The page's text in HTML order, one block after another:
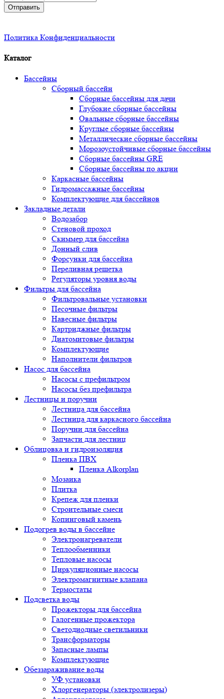
Отправить
Политика Конфиденциальности
Каталог
Бассейны
Сборный бассейн
Сборные бассейны для дачи
Глубокие сборные бассейны
Овальные сборные бассейны
Круглые сборные бассейны
Металлические сборные бассейны
Морозоустойчивые сборные бассейны
Сборные бассейны GRE
Сборные бассейны по акции
Каркасные бассейны
Гидромассажные бассейны
Комплектующие для бассейнов
Закладные детали
Водозабор
Стеновой проход
Скиммер для бассейна
Донный слив
Форсунки для бассейна
Переливная решетка
Регуляторы уровня воды
Фильтры для бассейна
Фильтровальные установки
Песочные фильтры
Навесные фильтры
Картриджные фильтры
Диатомитовые фильтры
Комплектующие
Наполнители фильтров
Насос для бассейна
Насосы с префильтром
Насосы без префильтра
Лестницы и поручни
Лестница для бассейна
Лестница для каркасного бассейна
Поручни для бассейна
Запчасти для лестниц
Облицовка и гидроизоляция
Пленка ПВХ
Пленка Alkorplan
Мозаика
Плитка
Крепеж для пленки
Строительные смеси
Копинговый камень
Подогрев воды в бассейне
Электронагреватели
Теплообменники
Тепловые насосы
Циркуляционные насосы
Электромагнитные клапана
Термостаты
Подсветка воды
Прожекторы для бассейна
Галогенные прожектора
Светодиодные светильники
Трансформаторы
Запасные лампы
Комплектующие
Обеззараживание воды
УФ установки
Хлоргенераторы (электролизеры)